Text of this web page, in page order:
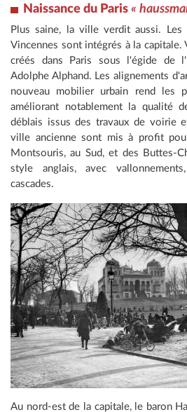
Naissance du Paris «
Plus saine, la ville verdit aussi.
Vincennes sont intégrés à la capitale.
créés dans Paris sous l'égide de
Adolphe Alphand. Les alignements
nouveau mobilier urbain rend les
améliorant notablement la qualité
déblais issus des travaux de voirie
ville ancienne sont mis à profit
Montsouris, au Sud, et des Buttes-
style anglais, avec
cascades.
Au nord-est de la capitale, le baron